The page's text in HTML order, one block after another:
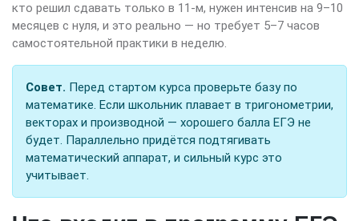
кто решил сдавать только в 11-м, нужен интенсив на 9–10
месяцев с нуля, и это реально — но требует 5–7 часов
самостоятельной практики в неделю.
Совет. Перед стартом курса проверьте базу по
математике. Если школьник плавает в тригонометрии,
векторах и производной — хорошего балла ЕГЭ не
будет. Параллельно придётся подтягивать
математический аппарат, и сильный курс это
учитывает.